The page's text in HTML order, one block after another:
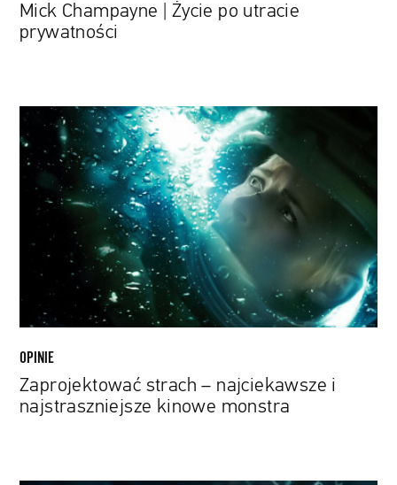
Mick Champayne | Życie po utracie
prywatności
Zaprojektować
strach
najciekawsze
najstraszniejsze
kinowe
OPINIE
Zaprojektować strach – najciekawsze i
najstraszniejsze kinowe monstra